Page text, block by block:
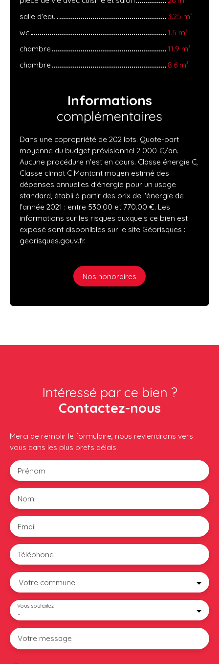
salle d'eau
3.25 m²
wc
1.5 m²
chambre
11.9 m²
chambre
8.6 m²
Informations
complémentaires
Dans une copropriété de 202 lots. Quote-part
moyenne du budget prévisionnel 2 000 €/an.
Aucune procédure n'est en cours. Classe énergie C,
Classe climat C Montant moyen estimé des
dépenses annuelles d'énergie pour un usage
standard, établi à partir des prix de l'énergie de
l'année 2021 : entre 530.00 et 770.00 €. Les
informations sur les risques auxquels ce bien est
exposé sont disponibles sur le site Géorisques :
georisques.gouv.fr.
Nos honoraires
Intéressé par ce bien ?
Contactez-nous
Merci de remplir le formulaire, nous reviendrons vers
vous dans les plus brefs délais.
Prénom
Nom
Email
Téléphone
Votre commune
-
Vous souhaitez
Votre message